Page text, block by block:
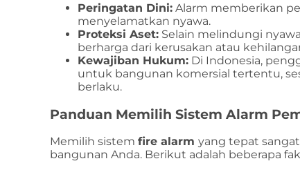
Peringatan Dini: Alarm memberikan
menyelamatkan nyawa.
Proteksi Aset: Selain melindungi
berharga dari kerusakan atau
Kewajiban Hukum: Di Indonesia,
untuk bangunan komersial tertentu,
berlaku.
Panduan Memilih Sistem Alarm
Memilih sistem fire alarm yang tepat
bangunan Anda. Berikut adalah beberapa